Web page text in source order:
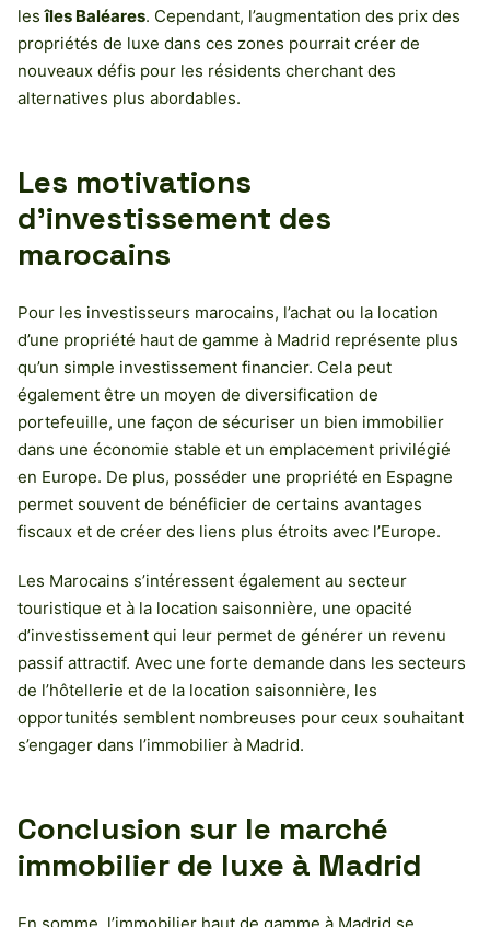
lesîles Baléares. Cependant, l’augmentation des prix des
propriétés de luxe dans ces zones pourrait créer de
nouveaux défis pour les résidents cherchant des
alternatives plus abordables.
Les motivations
d’investissement des
marocains
Pour les investisseurs marocains, l’achat ou la location
d’une propriété haut de gamme à Madrid représente plus
qu’un simple investissement financier. Cela peut
également être un moyen de diversification de
portefeuille, une façon de sécuriser un bien immobilier
dans une économie stable et un emplacement privilégié
en Europe. De plus, posséder une propriété en Espagne
permet souvent de bénéficier de certains avantages
fiscaux et de créer des liens plus étroits avec l’Europe.
Les Marocains s’intéressent également au secteur
touristique et à la location saisonnière, une opacité
d’investissement qui leur permet de générer un revenu
passif attractif. Avec une forte demande dans les secteurs
de l’hôtellerie et de la location saisonnière, les
opportunités semblent nombreuses pour ceux souhaitant
s’engager dans l’immobilier à Madrid.
Conclusion sur le marché
immobilier de luxe à Madrid